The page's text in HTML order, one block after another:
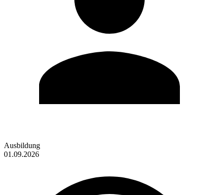
Ausbildung
01.09.2026